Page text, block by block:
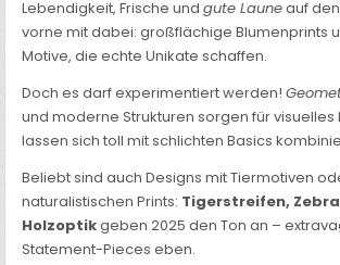
Lebendigkeit, Frische undgute Launeauf
vorne mit dabei: großflächige Blumenprints
Motive, die echte Unikate schaffen.
Doch es darf experimentiert werden!
und moderne Strukturen sorgen für visuelles
lassen sich toll mit schlichten Basics
Beliebt sind auch Designs mit Tiermotiven
naturalistischen Prints: Tigerstreifen,
Holzoptikgeben 2025 den Ton an –
Statement-Pieces eben.